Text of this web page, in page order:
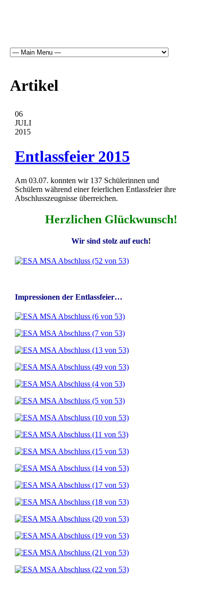
Artikel
06
JULI
2015
Entlassfeier 2015
Am 03.07. konnten wir 137 Schülerinnen und
Schülern während einer feierlichen Entlassfeier ihre
Abschlusszeugnisse überreichen.
Herzlichen Glückwunsch!
Wir sind stolz auf euch!
Impressionen der Entlassfeier…